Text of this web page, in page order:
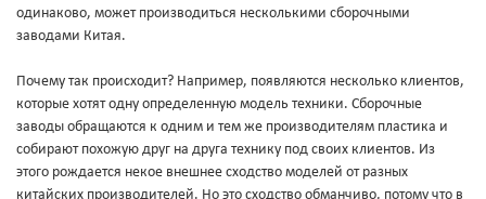
одинаково, может производиться несколькими сборочными
заводами Китая.
Почему так происходит? Например, появляются несколько клиентов,
которые хотят одну определенную модель техники. Сборочные
заводы обращаются к одним и тем же производителям пластика и
собирают похожую друг на друга технику под своих клиентов. Из
этого рождается некое внешнее сходство моделей от разных
китайских производителей. Но это сходство обманчиво, потому что в